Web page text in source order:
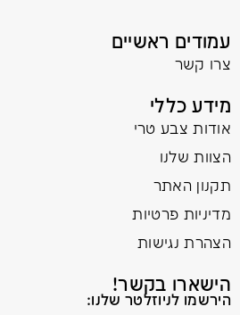
עמודים ראשיים
צרו קשר
מידע כללי
אודות צבע טרי
הצוות שלנו
תקנון האתר
מדיניות פרטיות
הצהרת נגישות
הישארו בקשר!
הירשמו לניוזלטר שלנו: